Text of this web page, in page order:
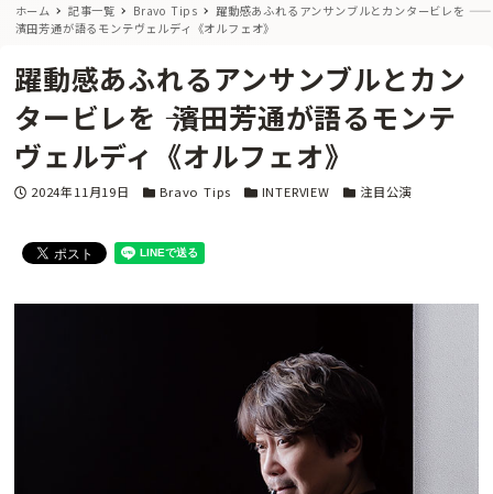
ホーム 記事一覧 Bravo Tips
躍動感あふれるアンサンブルとカンタービレを ――
濱田芳通が語るモンテヴェルディ《オルフェオ》
躍動感あふれるアンサンブルとカン
タービレを ―― 濱田芳通が語るモンテ
ヴェルディ《オルフェオ》
投稿日
2024年11月19日 カテゴリー
Bravo Tips カテゴリー
INTERVIEW カテゴリー
注目公演